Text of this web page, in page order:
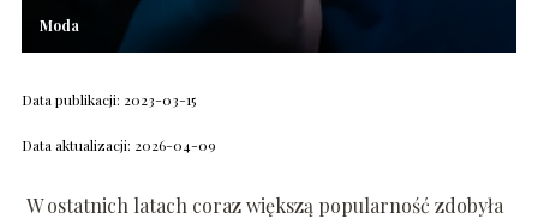
Moda
Data publikacji: 2023-03-15
Data aktualizacji: 2026-04-09
W ostatnich latach coraz większą popularność zdobyła